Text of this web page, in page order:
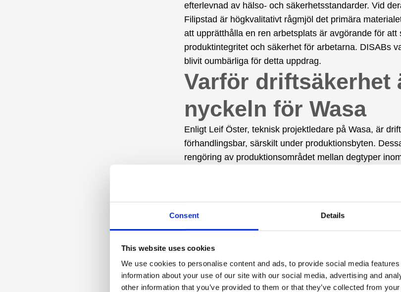
Consent Details
This website uses cookies
We use cookies to personalise content and ads, to provide social media
information about your use of our site with our social media, advertising and
other information that you’ve provided to them or that they’ve collected from
efterlevnad av hälso- och säkerhetsstandarder. Vid
Filipstad är högkvalitativt rågmjöl det primära
att upprätthålla en ren arbetsplats är avgörande för att
produktintegritet och säkerhet för arbetarna. DISABs
blivit oumbärliga för detta uppdrag.
Varför driftsäkerhet
nyckeln för Wasa
Enligt Leif Öster, teknisk projektledare på Wasa, är
förhandlingsbar, särskilt under produktionsbyten.
rengöring av produktionsområdet mellan degtyper
tillförlitliga system gjort att Wasa helt kunnat undvika
integrerades var hanteringen av damm och avfall
vilket utgjorde risker för både produktionsprocessen